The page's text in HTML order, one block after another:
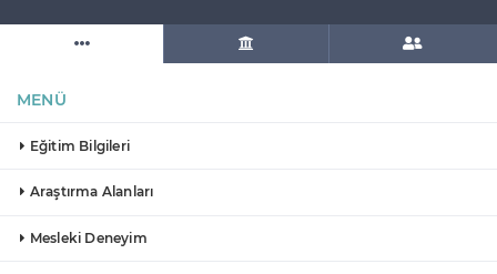
MENÜ
Eğitim Bilgileri
Araştırma Alanları
Mesleki Deneyim